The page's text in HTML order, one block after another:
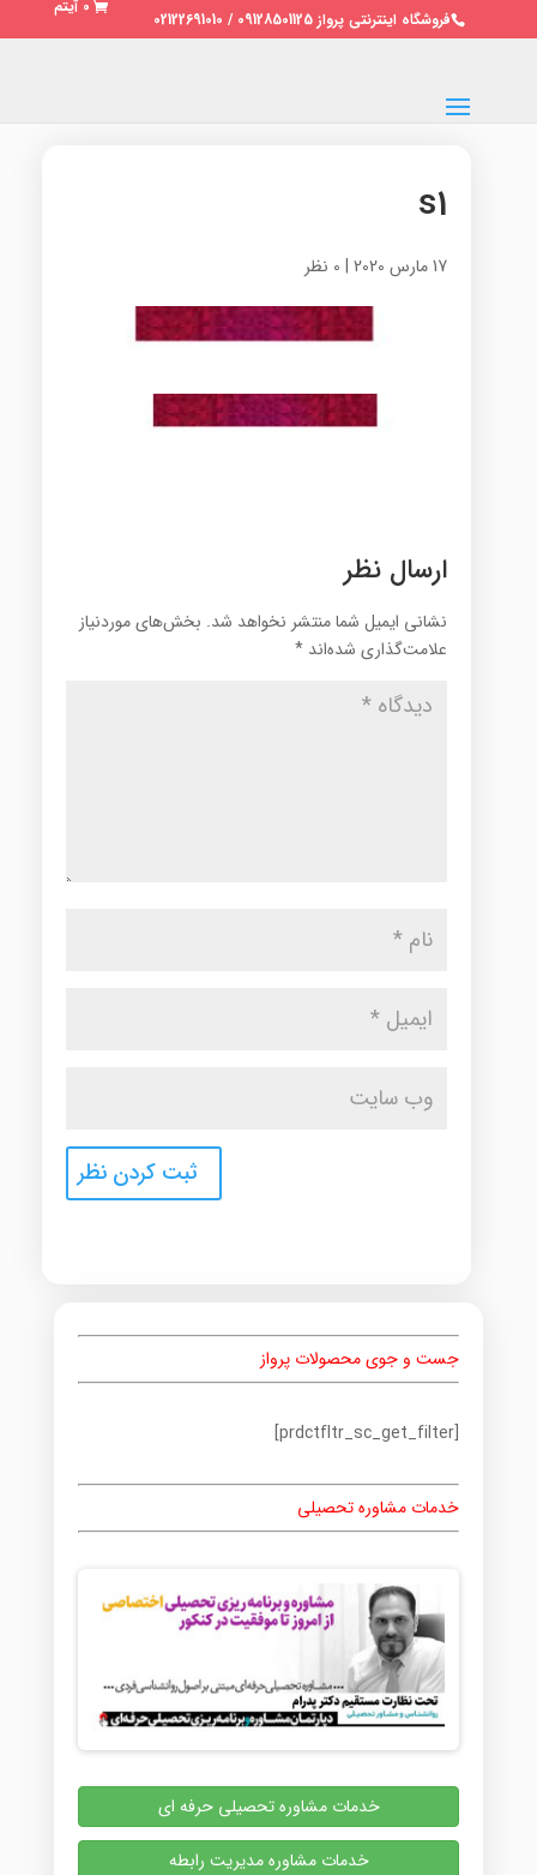
فروشگاه اینترنتی پرواز 09128501125 / 02122691010
0 آیتم
s1
17 مارس 2020 | 0 نظر
ارسال نظر
نشانی ایمیل شما منتشر نخواهد شد. بخش‌های موردنیاز
علامت‌گذاری شده‌اند *
جست و جوی محصولات پرواز
[prdctfltr_sc_get_filter]
خدمات مشاوره تحصیلی
خدمات مشاوره تحصیلی حرفه ای
خدمات مشاوره مدیریت رابطه